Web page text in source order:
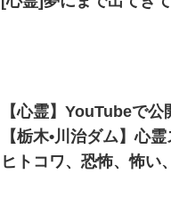
【心霊】YouTubeで
【栃木•川治ダム】心
ヒトコワ、恐怖、怖い